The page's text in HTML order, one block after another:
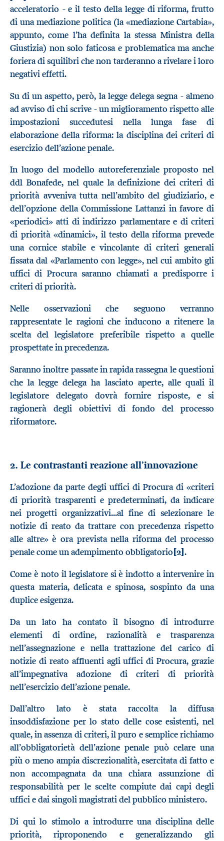
acceleratorio - e il testo della legge di riforma, frutto
di una mediazione politica (la «mediazione Cartabia»,
appunto, come l’ha definita la stessa Ministra della
Giustizia) non solo faticosa e problematica ma anche
foriera di squilibri che non tarderanno a rivelare i loro
negativi effetti.
Su di un aspetto, però, la legge delega segna - almeno
ad avviso di chi scrive - un miglioramento rispetto alle
impostazioni succedutesi nella lunga fase di
elaborazione della riforma: la disciplina dei criteri di
esercizio dell’azione penale.
In luogo del modello autoreferenziale proposto nel
ddl Bonafede, nel quale la definizione dei criteri di
priorità avveniva tutta nell’ambito del giudiziario, e
dell’opzione della Commissione Lattanzi in favore di
«periodici» atti di indirizzo parlamentare e di criteri
di priorità «dinamici», il testo della riforma prevede
una cornice stabile e vincolante di criteri generali
fissata dal «Parlamento con legge», nel cui ambito gli
uffici di Procura saranno chiamati a predisporre i
criteri di priorità.
Nelle osservazioni che seguono verranno
rappresentate le ragioni che inducono a ritenere la
scelta del legislatore preferibile rispetto a quelle
prospettate in precedenza.
Saranno inoltre passate in rapida rassegna le questioni
che la legge delega ha lasciato aperte, alle quali il
legislatore delegato dovrà fornire risposte, e si
ragionerà degli obiettivi di fondo del processo
riformatore.
2. Le contrastanti reazione all’innovazione
L’adozione da parte degli uffici di Procura di «criteri
di priorità trasparenti e predeterminati, da indicare
nei progetti organizzativi...al fine di selezionare le
notizie di reato da trattare con precedenza rispetto
alle altre» è ora prevista nella riforma del processo
penale come un adempimento obbligatorio [2].
Come è noto il legislatore si è indotto a intervenire in
questa materia, delicata e spinosa, sospinto da una
duplice esigenza.
Da un lato ha contato il bisogno di introdurre
elementi di ordine, razionalità e trasparenza
nell’assegnazione e nella trattazione del carico di
notizie di reato affluenti agli uffici di Procura, grazie
all’impegnativa adozione di criteri di priorità
nell’esercizio dell’azione penale.
Dall’altro lato è stata raccolta la diffusa
insoddisfazione per lo stato delle cose esistenti, nel
quale, in assenza di criteri, il puro e semplice richiamo
all’obbligatorietà dell’azione penale può celare una
più o meno ampia discrezionalità, esercitata di fatto e
non accompagnata da una chiara assunzione di
responsabilità per le scelte compiute dai capi degli
uffici e dai singoli magistrati del pubblico ministero.
Di qui lo stimolo a introdurre una disciplina delle
priorità, riproponendo e generalizzando gli